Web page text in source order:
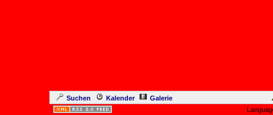
Suchen Kalender
Galerie